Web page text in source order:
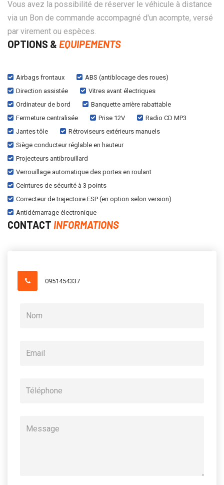
Vous avez la possibilité de réserver le véhicule à distance
via un Bon de commande accompagné d'un acompte, versé
par virement ou espèces.
OPTIONS & EQUIPEMENTS
Airbags frontaux
ABS (antiblocage des roues)
Direction assistée
Vitres avant électriques
Ordinateur de bord
Banquette arrière rabattable
Fermeture centralisée
Prise 12V
Radio CD MP3
Jantes tôle
Rétroviseurs extérieurs manuels
Siège conducteur réglable en hauteur
Projecteurs antibrouillard
Verrouillage automatique des portes en roulant
Ceintures de sécurité à 3 points
Correcteur de trajectoire ESP (en option selon version)
Antidémarrage électronique
CONTACT INFORMATIONS
0951454337